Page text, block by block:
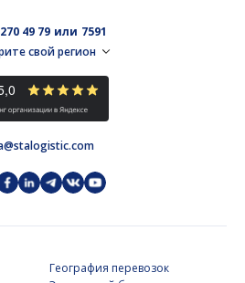
49 79 или 7591
свой регион
Россия
Беларусь
Литва
Польша
Швейцария
Казахстан
Узбекистан
География перевозок